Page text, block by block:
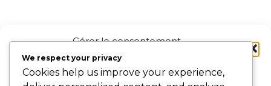
Gérer le consentement
aux cookies
Pour offrir les meilleures expériences, nous utilisons des technologies
We respect your privacy
Cookies help us improve your experience,